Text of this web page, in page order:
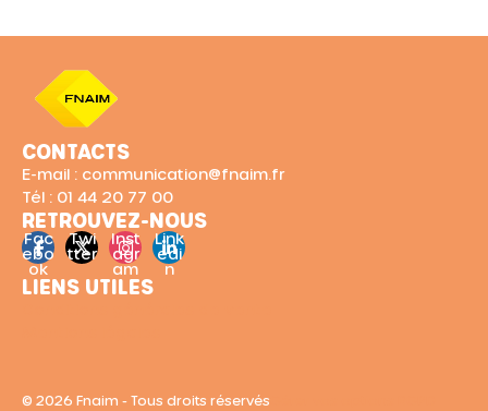
CONTACTS
E-mail : communication@fnaim.fr
Tél : 01 44 20 77 00
RETROUVEZ-NOUS
Fac
ebo
ok
Twi
tter
Inst
agr
am
Link
edi
n
LIENS UTILES
© 2026 Fnaim - Tous droits réservés